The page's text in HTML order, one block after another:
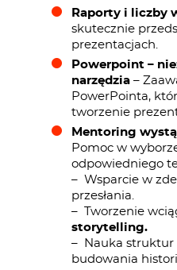
Raporty i liczby
skutecznie
prezentacjach.
Powerpoint –
narzędzia –
PowerPointa,
tworzenie
Mentoring
Pomoc w
odpowiedniego
– Wsparcie w
przesłania.
– Tworzenie
storytelling.
– Nauka struktur
budowania